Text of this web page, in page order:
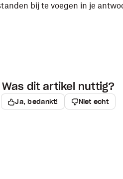
in de Finder naar
bij te voegen in je
Was dit artikel nuttig?
Ja, bedankt! Niet echt